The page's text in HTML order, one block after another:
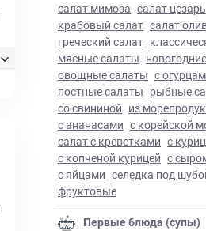
салат мимоза салат цезарь
крабовый салат салат
греческий салат
мясные салаты
овощные салаты с
постные салаты рыбные
со свининой из
с ананасами с корейской
салат с креветками с
с копченой курицей с
с яйцами селедка под
фруктовые
Первые блюда (супы)